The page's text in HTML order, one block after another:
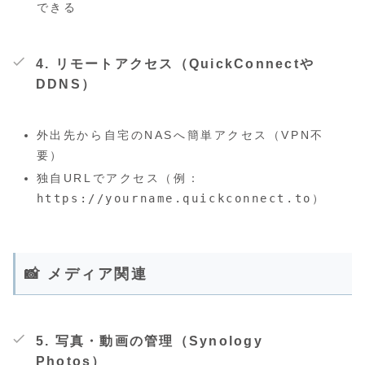
できる
4.
リモートアクセス（QuickConnectや
DDNS）
外出先から自宅のNASへ簡単アクセス（VPN不
要）
独自URLでアクセス（例：
https://yourname.quickconnect.to ）
📸 メディア関連
5. 写真・動画の管理（Synology
Photos）